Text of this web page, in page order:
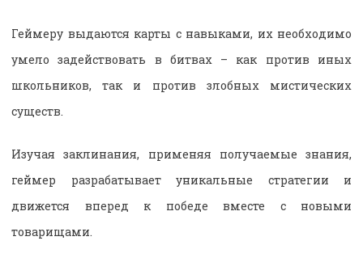
Геймеру выдаются карты с навыками, их необходимо
умело задействовать в битвах – как против иных
школьников, так и против злобных мистических
существ.
Изучая заклинания, применяя получаемые знания,
геймер разрабатывает уникальные стратегии и
движется вперед к победе вместе с новыми
товарищами.